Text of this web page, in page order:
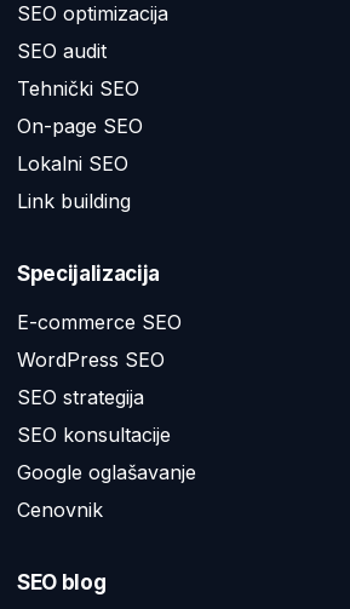
SEO optimizacija
SEO audit
Tehnički SEO
On-page SEO
Lokalni SEO
Link building
Specijalizacija
E-commerce SEO
WordPress SEO
SEO strategija
SEO konsultacije
Google oglašavanje
Cenovnik
SEO blog